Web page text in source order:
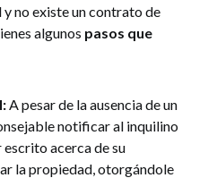
no existe un contrato de
algunos pasos que
A pesar de la ausencia de un
notificar al inquilino
acerca de su
la propiedad, otorgándole